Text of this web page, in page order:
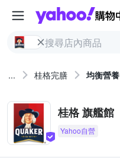
... 桂格完膳 均衡營養
桂格 旗艦館